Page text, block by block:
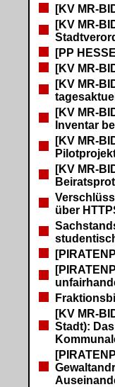
[KV MR-
[KV MR-
[PP
[KV MR-
[KV MR-
[KV MR-
Inventar
[KV MR-
[KV MR-
über
[KV MR-
Stadt):